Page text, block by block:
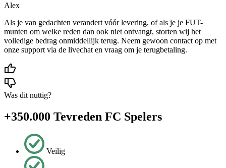
Alex
Als je van gedachten verandert vóór levering, of als je je FUT-
munten om welke reden dan ook niet ontvangt, storten wij het
volledige bedrag onmiddellijk terug. Neem gewoon contact op met
onze support via de livechat en vraag om je terugbetaling.
Was dit nuttig?
+350.000 Tevreden FC Spelers
Veilig